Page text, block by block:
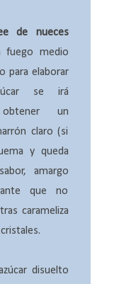
de nueces
fuego medio
para elaborar
se irá
obtener un
claro (si
y queda
amargo
que no
carameliza
disuelto